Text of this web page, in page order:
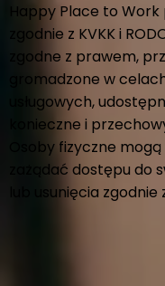
Happy Place to
zgodnie z KVKK i
zgodne z prawem,
gromadzone w
usługowych,
konieczne i
Osoby fizyczne
zażądać dostępu do
lub usunięcia